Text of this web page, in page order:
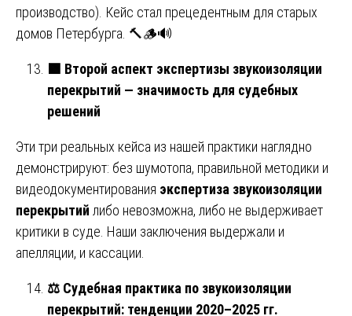
производство). Кейс стал прецедентным для старых
домов Петербурга. 🔨🪵🔊
🟩 Второй аспект экспертизы звукоизоляции
перекрытий — значимость для судебных
решений
Эти три реальных кейса из нашей практики наглядно
демонстрируют: без шумотопа, правильной методики и
видеодокументирования экспертиза звукоизоляции
перекрытий либо невозможна, либо не выдерживает
критики в суде. Наши заключения выдержали и
апелляции, и кассации.
⚖️ Судебная практика по звукоизоляции
перекрытий: тенденции 2020–2025 гг.